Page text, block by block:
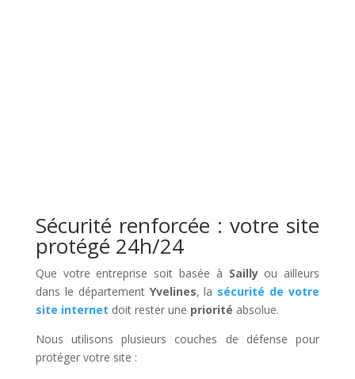
Sécurité renforcée : votre site
protégé 24h/24
Que votre entreprise soit basée à Saillyou ailleurs
dans le département Yvelines, la sécurité de votre
site internet doit rester une priorité absolue.
Nous utilisons plusieurs couches de défense pour
protéger votre site :